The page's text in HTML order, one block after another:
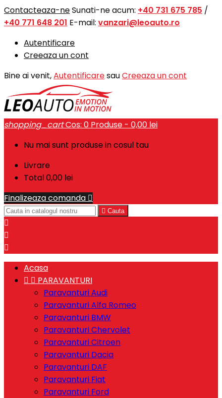
Contacteaza-neSunati-ne acum: +40 731 675 785 /
+40 771 648 201 E-mail: vanzari@leoauto.ro
Autentificare
Creeaza un cont
Bine ai venit,AutentificaresauCreeaza un cont
shopping_cartCos: 0 Produse - 0,00 lei
Nu mai sunt produse in cosul tau
Livrare
Total0,00 lei
Finalizeaza comanda 
 Cauta



Acasa
  PARAVANTURI
Paravanturi Audi
Paravanturi Alfa Romeo
Paravanturi BMW
Paravanturi Chervolet
Paravanturi Citroen
Paravanturi Dacia
Paravanturi DAF
Paravanturi Fiat
Paravanturi Ford